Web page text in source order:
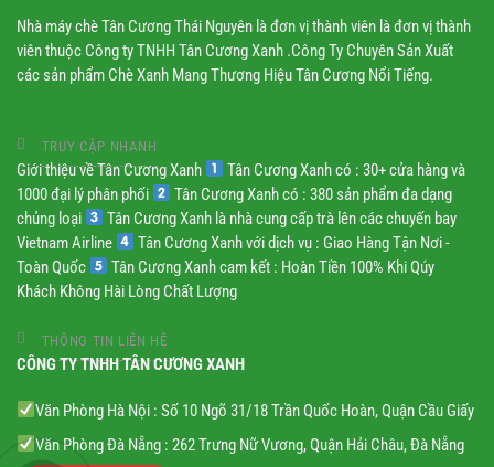
Nhà máy chè Tân Cương Thái Nguyên là đơn vị thành viên là đơn vị thành
viên thuộc Công ty TNHH Tân Cương Xanh .Công Ty Chuyên Sản Xuất
các sản phẩm Chè Xanh Mang Thương Hiệu Tân Cương Nổi Tiếng.
TRUY CẬP NHANH
Giới thiệu về Tân Cương Xanh
Tân Cương Xanh có : 30+ cửa hàng và
1000 đại lý phân phối
Tân Cương Xanh có : 380 sản phẩm đa dạng
chủng loại
Tân Cương Xanh là nhà cung cấp trà lên các chuyến bay
Vietnam Airline
Tân Cương Xanh với dịch vụ : Giao Hàng Tận Nơi -
Toàn Quốc
Tân Cương Xanh cam kết : Hoàn Tiền 100% Khi Qúy
Khách Không Hài Lòng Chất Lượng
THÔNG TIN LIÊN HỆ
CÔNG TY TNHH TÂN CƯƠNG XANH
Văn Phòng Hà Nội : Số 10 Ngõ 31/18 Trần Quốc Hoàn, Quận Cầu Giấy
Văn Phòng Đà Nẵng : 262 Trưng Nữ Vương, Quận Hải Châu, Đà Nẵng